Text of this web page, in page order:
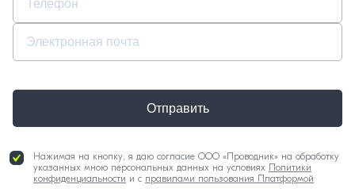
Нажимая на кнопку, я даю согласие ООО «Проводник» на обработку
указанных мною персональных данных на условиях Политики
конфиденциальности и с правилами пользования Платформой
Отправить